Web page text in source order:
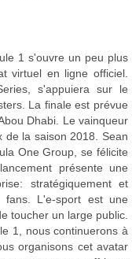
1 s'ouvre un peu plus
virtuel en ligne officiel.
s'appuiera sur le
La finale est prévue
Dhabi. Le vainqueur
de la saison 2018. Sean
One Group, se félicite
présente une
stratégiquement et
L'e-sport est une
toucher un large public.
1, nous continuerons à
organisons cet avatar